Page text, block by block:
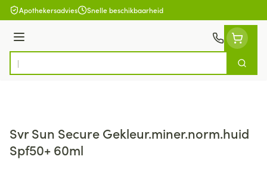
Ga naar de inhoud
Apothekersadvies Snelle beschikbaarheid
Menu
Product, merk, categorie...
Zoek
Svr Sun Secure Gekleur.miner.norm.huid
Spf50+ 60ml